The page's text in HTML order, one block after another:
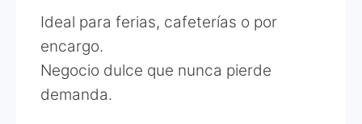
Ideal para ferias, cafeterías o por
encargo.
Negocio dulce que nunca pierde
demanda.